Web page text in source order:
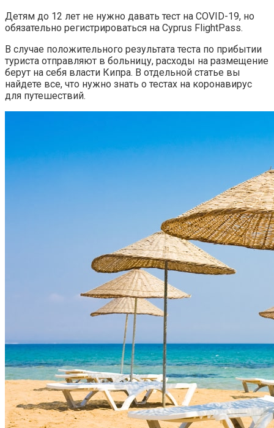
Детям до 12 лет не нужно давать тест на COVID-19, но
обязательно регистрироваться на Cyprus FlightPass.
В случае положительного результата теста по прибытии
туриста отправляют в больницу, расходы на размещение
берут на себя власти Кипра. В отдельной статье вы
найдете все, что нужно знать о тестах на коронавирус
для путешествий.